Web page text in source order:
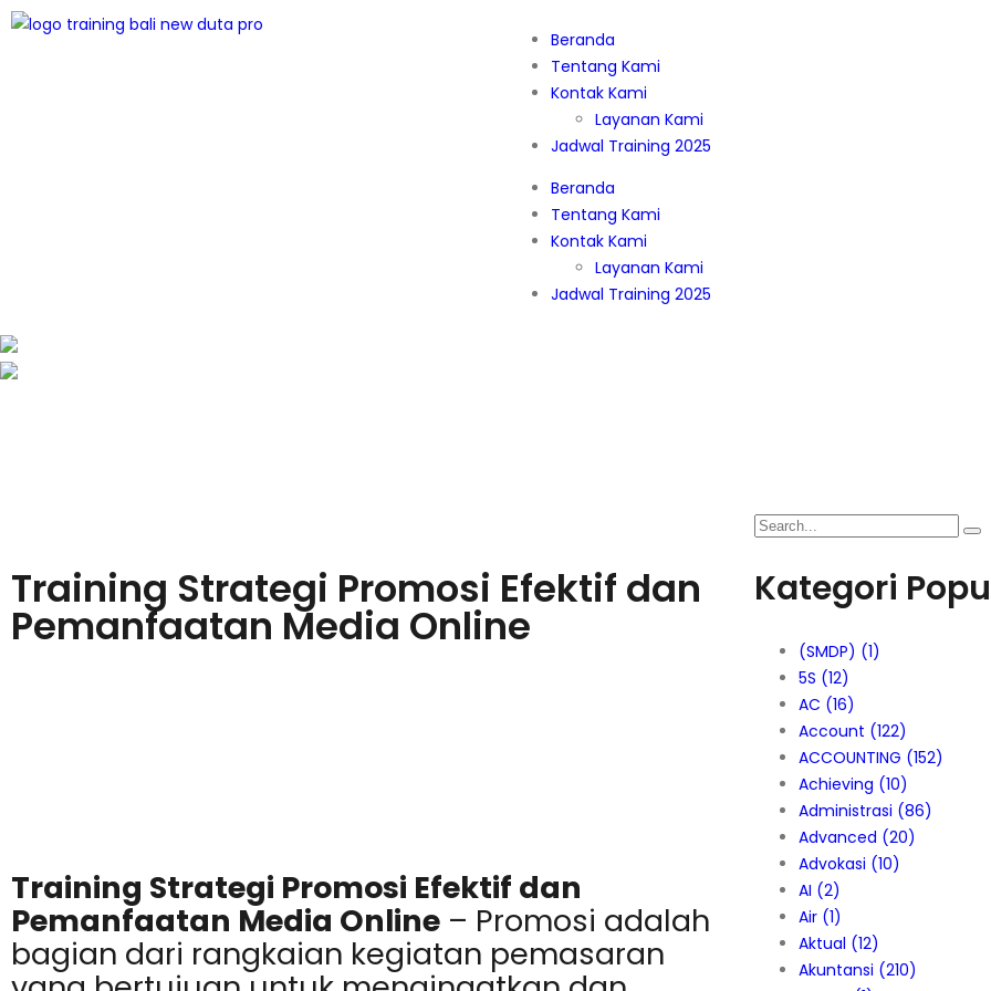
Beranda
Tentang Kami
Kontak Kami
Layanan Kami
Jadwal Training 2025
Beranda
Tentang Kami
Kontak Kami
Layanan Kami
Jadwal Training 2025
Training Strategi Promosi Efektif dan
Pemanfaatan Media Online
Training Strategi Promosi Efektif dan
Pemanfaatan Media Online – Promosi adalah
bagian dari rangkaian kegiatan pemasaran
Kategori
(SMDP) (1)
5S (12)
AC (16)
Account (122)
ACCOUNTING (152)
Achieving (10)
Administrasi (86)
Advanced (20)
Advokasi (10)
AI (2)
Air (1)
Aktual (12)
Akuntansi (210)